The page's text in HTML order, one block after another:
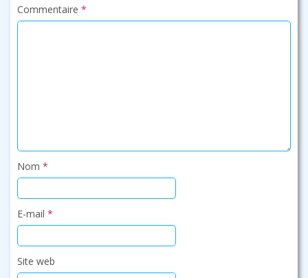
Commentaire *
Nom *
E-mail *
Site web